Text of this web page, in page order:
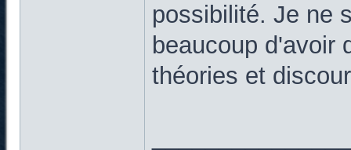
possibilité. Je ne
beaucoup d'avoir
théories et